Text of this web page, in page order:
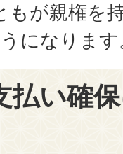
もが親権を
になります
払い確